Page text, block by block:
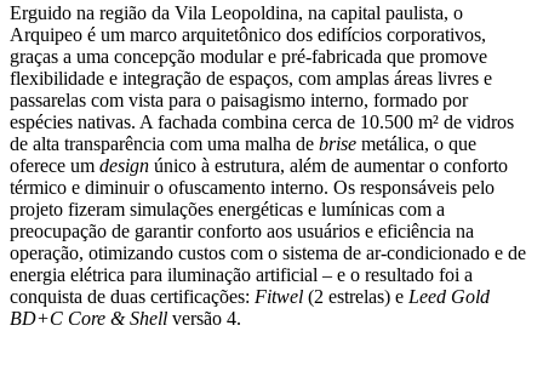
Erguido na região da Vila Leopoldina, na capital paulista, o
Arquipeo é um marco arquitetônico dos edifícios corporativos,
graças a uma concepção modular e pré-fabricada que promove
flexibilidade e integração de espaços, com amplas áreas livres e
passarelas com vista para o paisagismo interno, formado por
espécies nativas. A fachada combina cerca de 10.500 m² de vidros
de alta transparência com uma malha de brise metálica, o que
oferece um design único à estrutura, além de aumentar o conforto
térmico e diminuir o ofuscamento interno. Os responsáveis pelo
projeto fizeram simulações energéticas e lumínicas com a
preocupação de garantir conforto aos usuários e eficiência na
operação, otimizando custos com o sistema de ar-condicionado e de
energia elétrica para iluminação artificial – e o resultado foi a
conquista de duas certificações: Fitwel (2 estrelas) e Leed Gold
BD+C Core & Shell versão 4.